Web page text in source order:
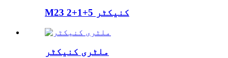
M23 2+1+5 کنیکٹر
ملٹری کنیکٹر